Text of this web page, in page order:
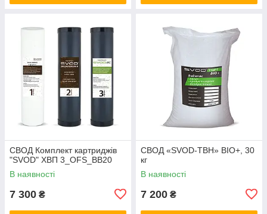
СВОД Комплект картриджів
"SVOD" ХВП 3_OFS_BB20
В наявності
7 300 ₴
СВОД «SVOD-ТВН» BIO+, 30
кг
В наявності
7 200 ₴